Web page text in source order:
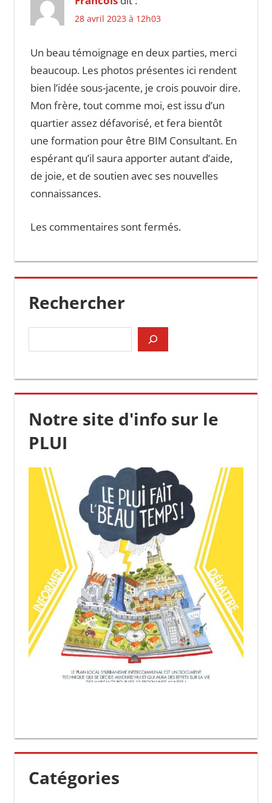
28 avril 2023 à 12h03
Un beau témoignage en deux parties, merci
beaucoup. Les photos présentes ici rendent
bien l’idée sous-jacente, je crois pouvoir dire.
Mon frère, tout comme moi, est issu d’un
quartier assez défavorisé, et fera bientôt
une formation pour être BIM Consultant. En
espérant qu’il saura apporter autant d’aide,
de joie, et de soutien avec ses nouvelles
connaissances.
Les commentaires sont fermés.
Rechercher
Notre site d'info sur le
PLUI
Catégories